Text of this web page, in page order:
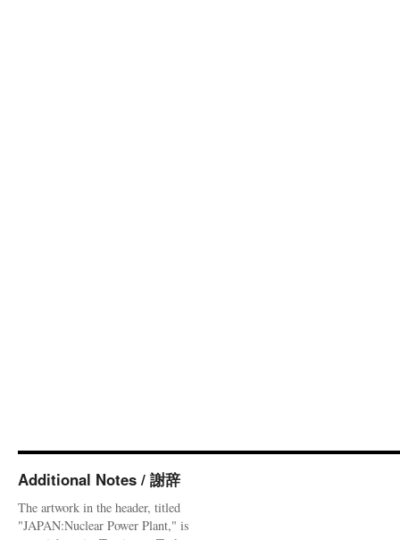
Additional Notes / 謝辞
The artwork in the header, titled
"JAPAN:Nuclear Power Plant," is